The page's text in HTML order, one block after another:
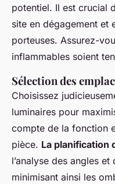
potentiel. Il est crucial
site en dégagement et
porteuses. Assurez-
inflammables soient
Sélection des
Choisissez
luminaires pour
compte de la fonction
pièce. La planification
l’analyse des angles
minimisant ainsi les